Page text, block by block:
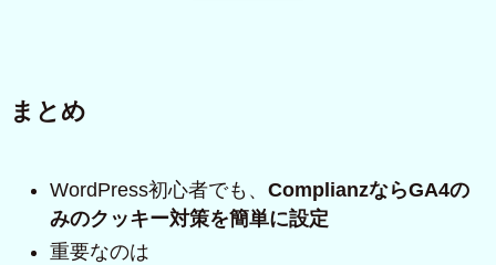
まとめ
WordPress初心者でも、 ComplianzならGA4の
みのクッキー対策を簡単に設定
重要なのは